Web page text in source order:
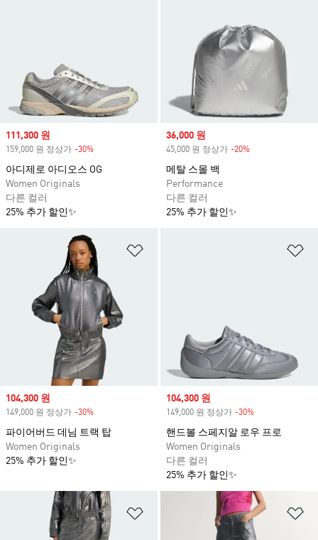
Sale price
111,300 원
159,000 원 정상가 -30%
아디제로 아디오스 OG
Women Originals
다른 컬러
25% 추가 할인✨
Sale price
36,000 원
45,000 원 정상가 -20%
메탈 스몰 백
Performance
다른 컬러
25% 추가 할인✨
Sale price
104,300 원
149,000 원 정상가 -30%
파이어버드 데님 트랙 탑
Women Originals
25% 추가 할인✨
Sale price
104,300 원
149,000 원 정상가 -30%
핸드볼 스페지알 로우 프로
Women Originals
다른 컬러
25% 추가 할인✨
위시리스트 담기